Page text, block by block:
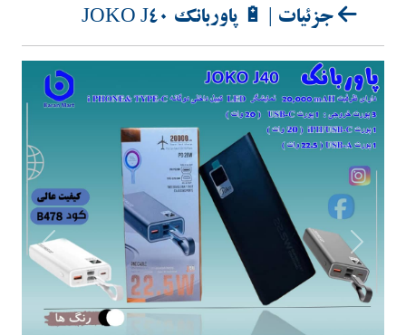
جزئیات | 🔋 پاوربانک JOKO J40
Next